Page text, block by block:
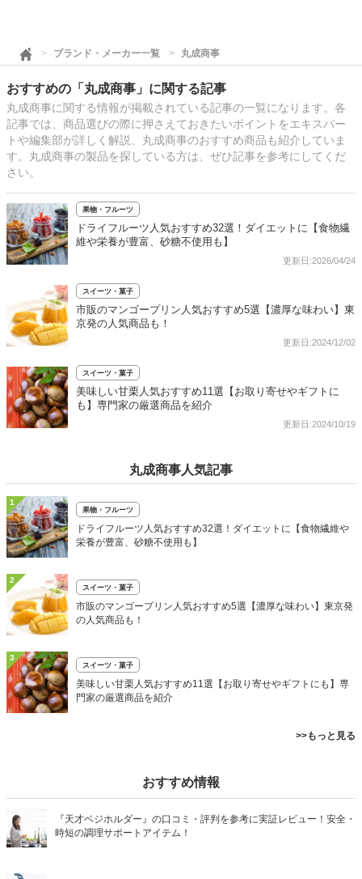
ブランド・メーカー一覧 丸成商事
おすすめの「丸成商事」に関する記事
丸成商事に関する情報が掲載されている記事の一覧になります。各
記事では、商品選びの際に押さえておきたいポイントをエキスパー
トや編集部が詳しく解説、丸成商事のおすすめ商品も紹介していま
す。丸成商事の製品を探している方は、ぜひ記事を参考にしてくだ
さい。
果物・フルーツ
ドライフルーツ人気おすすめ32選！ダイエットに【食物繊
維や栄養が豊富、砂糖不使用も】
更新日:2026/04/24
スイーツ・菓子
市販のマンゴープリン人気おすすめ5選【濃厚な味わい】東
京発の人気商品も！
更新日:2024/12/02
スイーツ・菓子
美味しい甘栗人気おすすめ11選【お取り寄せやギフトに
も】専門家の厳選商品を紹介
更新日:2024/10/19
丸成商事人気記事
1
果物・フルーツ
ドライフルーツ人気おすすめ32選！ダイエットに【食物繊維や
栄養が豊富、砂糖不使用も】
2
スイーツ・菓子
市販のマンゴープリン人気おすすめ5選【濃厚な味わい】東京発
の人気商品も！
3
スイーツ・菓子
美味しい甘栗人気おすすめ11選【お取り寄せやギフトにも】専
門家の厳選商品を紹介
>>もっと見る
おすすめ情報
『天才ベジホルダー』の口コミ・評判を参考に実証レビュー！安全・
時短の調理サポートアイテム！